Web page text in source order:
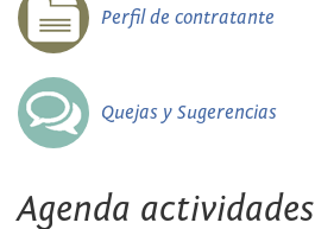
Perfil de contratante
Quejas y Sugerencias
Agenda actividades